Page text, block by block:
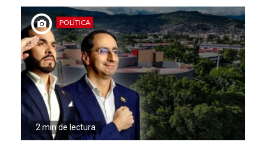
POLÍTICA
2 min de lectura